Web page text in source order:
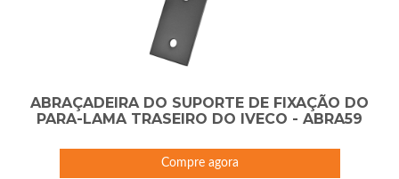
ABRAÇADEIRA DO SUPORTE DE FIXAÇÃO DO
PARA-LAMA TRASEIRO DO IVECO - ABRA59
Compre agora